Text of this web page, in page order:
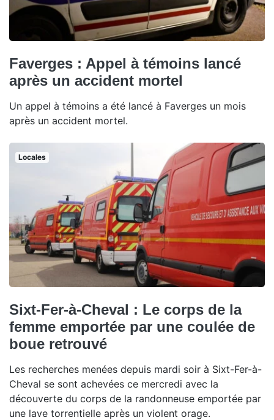
Faverges : Appel à témoins lancé
après un accident mortel
Un appel à témoins a été lancé à Faverges un mois
après un accident mortel.
Locales
Sixt-Fer-à-Cheval : Le corps de la
femme emportée par une coulée de
boue retrouvé
Les recherches menées depuis mardi soir à Sixt-Fer-à-
Cheval se sont achevées ce mercredi avec la
découverte du corps de la randonneuse emportée par
une lave torrentielle après un violent orage.